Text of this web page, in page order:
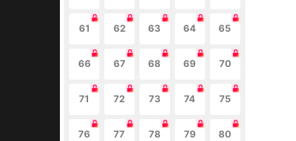
61 62 63 64 65
66 67 68 69 70
71 72 73 74 75
76 77 78 79 80